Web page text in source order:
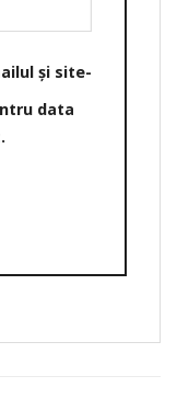
și site-
data